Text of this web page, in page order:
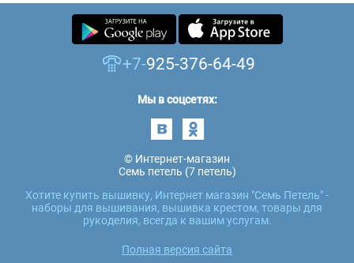
+7-925-376-64-49
Мы в соцсетях:
© Интернет-магазин
Семь петель (7 петель)
Хотите купить вышивку, Интернет магазин "Семь Петель" -
наборы для вышивания, вышивка крестом, товары для
рукоделия, всегда к вашим услугам.
Полная версия сайта